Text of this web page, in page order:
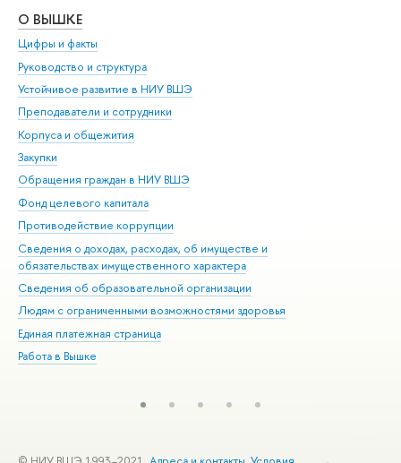
О ВЫШКЕ
Цифры и факты
Руководство и структура
Устойчивое развитие в НИУ ВШЭ
Преподаватели и сотрудники
Корпуса и общежития
Закупки
Обращения граждан в НИУ ВШЭ
Фонд целевого капитала
Противодействие коррупции
Сведения о доходах, расходах, об имуществе и
обязательствах имущественного характера
Сведения об образовательной организации
Людям с ограниченными возможностями здоровья
Единая платежная страница
Работа в Вышке